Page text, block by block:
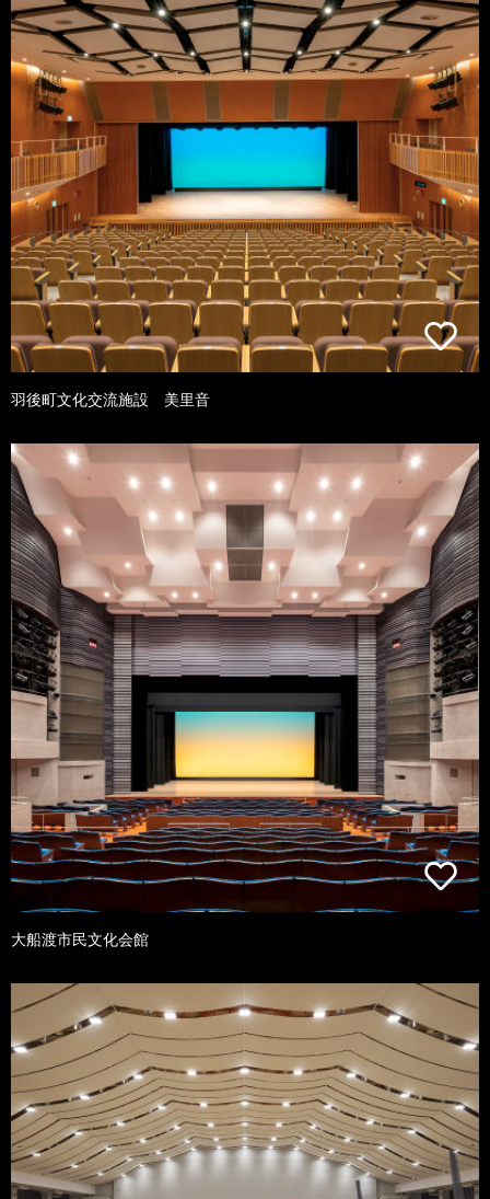
羽後町文化交流施設 美里音
大船渡市民文化会館